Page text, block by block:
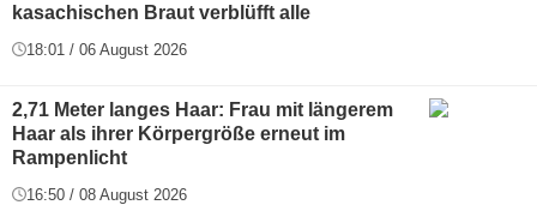
kasachischen Braut verblüfft alle
18:01 / 06 August 2026
2,71 Meter langes Haar: Frau mit längerem
Haar als ihrer Körpergröße erneut im
Rampenlicht
16:50 / 08 August 2026